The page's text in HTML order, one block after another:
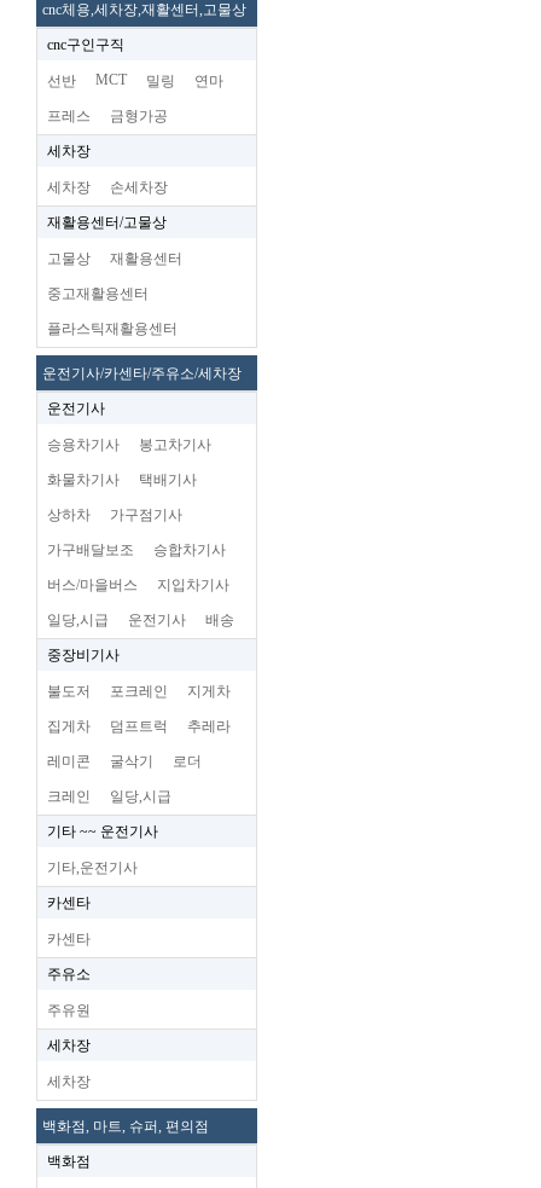
cnc체용,세차장,재활센터,고물상
cnc구인구직
선반 MCT 밀링 연마
프레스 금형가공
세차장
세차장 손세차장
재활용센터/고물상
고물상 재활용센터
중고재활용센터
플라스틱재활용센터
운전기사/카센타/주유소/세차장
운전기사
승용차기사 봉고차기사
화물차기사 택배기사
상하차 가구점기사
가구배달보조 승합차기사
버스/마을버스 지입차기사
일당,시급 운전기사 배송
중장비기사
불도저 포크레인 지게차
집게차 덤프트럭 추레라
레미콘 굴삭기 로더
크레인 일당,시급
기타 ~~ 운전기사
기타,운전기사
카센타
카센타
주유소
주유원
세차장
세차장
백화점, 마트, 슈퍼, 편의점
백화점